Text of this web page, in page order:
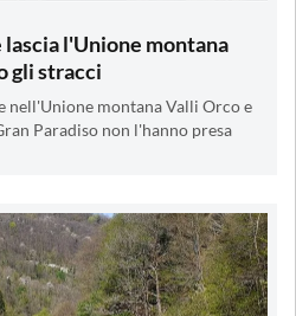
lascia l'Unione montana
gli stracci
nell'Unione montana Valli Orco e
Paradiso non l'hanno presa